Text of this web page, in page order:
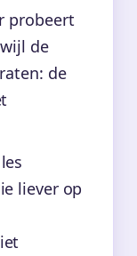
probeert
de
de
liever op